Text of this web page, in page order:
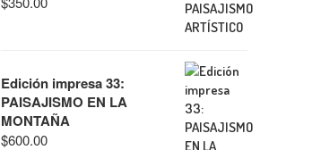
Edición impresa 33:
PAISAJISMO EN LA
MONTAÑA
$600.00